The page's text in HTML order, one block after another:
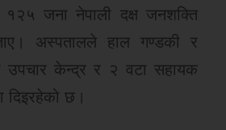
जना नेपाली दक्ष जनशक्ति
अस्पतालले हाल गण्डकी र
उपचार केन्द्र र २ वटा सहायक
दिइरहेको छ।